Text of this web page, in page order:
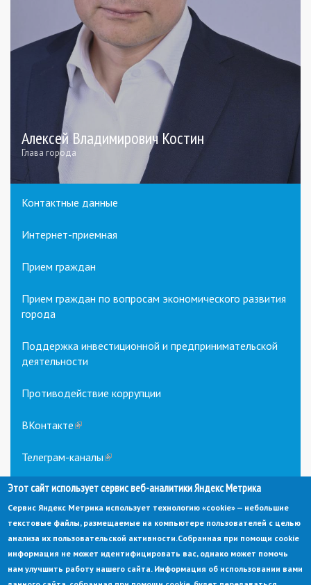
Алексей Владимирович Костин
Глава города
Контактные данные
Интернет-приемная
Прием граждан
Прием граждан по вопросам экономического развития
города
Поддержка инвестиционной и предпринимательской
деятельности
Противодействие коррупции
ВКонтакте(link
external)
Телеграм-каналы(link
external)
Этот сайт использует сервис веб-аналитики Яндекс Метрика
Сервис Яндекс Метрика использует технологию «cookie» — небольшие
текстовые файлы, размещаемые на компьютере пользователей с целью
анализа их пользовательской активности.Собранная при помощи cookie
информация не может идентифицировать вас, однако может помочь
нам улучшить работу нашего сайта. Информация об использовании вами